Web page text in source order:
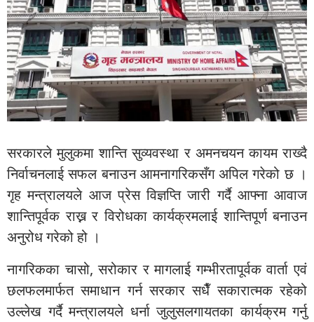
सरकारले मुलुकमा शान्ति सुव्यवस्था र अमनचयन कायम राख्दै
निर्वाचनलाई सफल बनाउन आमनागरिकसँग अपिल गरेको छ ।
गृह मन्त्रालयले आज प्रेस विज्ञप्ति जारी गर्दै आफ्ना आवाज
शान्तिपूर्वक राख्न र विरोधका कार्यक्रमलाई शान्तिपूर्ण बनाउन
अनुरोध गरेको हो ।
नागरिकका चासो, सरोकार र मागलाई गम्भीरतापूर्वक वार्ता एवं
छलफलमार्फत समाधान गर्न सरकार सधैँ सकारात्मक रहेको
उल्लेख गर्दै मन्त्रालयले धर्ना जुलुसलगायतका कार्यक्रम गर्नु